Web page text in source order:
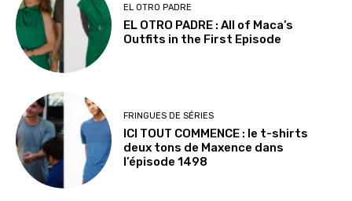
EL OTRO PADRE
EL OTRO PADRE : All of Maca’s
Outfits in the First Episode
FRINGUES DE SÉRIES
ICI TOUT COMMENCE : le t-shirts
deux tons de Maxence dans
l’épisode 1498